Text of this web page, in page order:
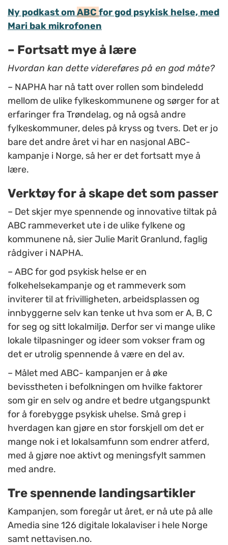
Ny podkast omABC for god psykisk helse, med
Mari bak mikrofonen
– Fortsatt mye å lære
Hvordan kan dette videreføres på en god måte?
– NAPHA har nå tatt over rollen som bindeledd
mellom de ulike fylkeskommunene og sørger for at
erfaringer fra Trøndelag, og nå også andre
fylkeskommuner, deles på kryss og tvers. Det er jo
bare det andre året vi har en nasjonal ABC-
kampanje i Norge, så her er det fortsatt mye å
lære.
Verktøy for å skape det som passer
– Det skjer mye spennende og innovative tiltak på
ABC rammeverket ute i de ulike fylkene og
kommunene nå, sier Julie Marit Granlund, faglig
rådgiver i NAPHA.
– ABC for god psykisk helse er en
folkehelsekampanje og et rammeverk som
inviterer til at frivilligheten, arbeidsplassen og
innbyggerne selv kan tenke ut hva som er A, B, C
for seg og sitt lokalmiljø. Derfor ser vi mange ulike
lokale tilpasninger og ideer som vokser fram og
det er utrolig spennende å være en del av.
– Målet med ABC- kampanjen er å øke
bevisstheten i befolkningen om hvilke faktorer
som gir en selv og andre et bedre utgangspunkt
for å forebygge psykisk uhelse. Små grep i
hverdagen kan gjøre en stor forskjell om det er
mange nok i et lokalsamfunn som endrer atferd,
med å gjøre noe aktivt og meningsfylt sammen
med andre.
Tre spennende landingsartikler
Kampanjen, som foregår ut året, er nå ute på alle
Amedia sine 126 digitale lokalaviser i hele Norge
samt nettavisen.no.